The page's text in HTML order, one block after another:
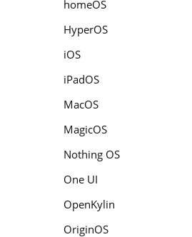
homeOS
HyperOS
iOS
iPadOS
MacOS
MagicOS
Nothing OS
One UI
OpenKylin
OriginOS